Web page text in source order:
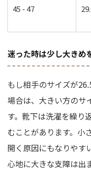
45 - 47
迷った時は少し大きめ
もし相手のサイズが
場合は、大きい方のサ
す。靴下は洗濯を繰り
むことがあります。小
開く原因にもなりやす
心地に大きな支障は出